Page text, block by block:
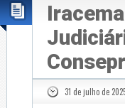
31 de julho de